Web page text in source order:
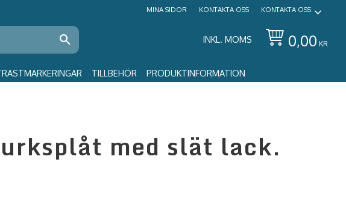
MINA SIDOR KONTAKTA OSS KONTAKTA OSS
INKL. MOMS 0,00 KR
TILLBEHÖR PRODUKTINFORMATION
med slät lack.